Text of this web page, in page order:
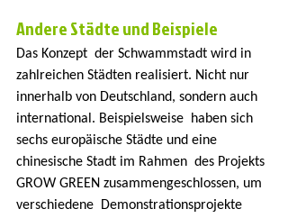
Andere Städte und Beispiele
Das Konzept  der Schwammstadt wird in
zahlreichen Städten realisiert. Nicht nur
innerhalb von Deutschland, sondern auch
international. Beispielsweise  haben sich
sechs europäische Städte und eine
chinesische Stadt im Rahmen  des Projekts
GROW GREEN zusammengeschlossen, um
verschiedene  Demonstrationsprojekte